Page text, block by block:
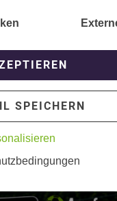
letzten Jahre, bei
wir dem neuen
NÄCHSTER
SPEICHERN